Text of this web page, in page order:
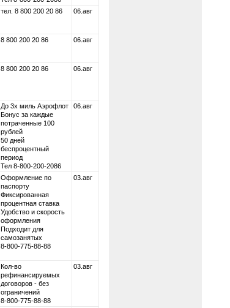
тел. 8 800 200 20 86 06.авг
8 800 200 20 86 06.авг
8 800 200 20 86 06.авг
До 3х миль Аэрофлот
Бонус за каждые
потраченные 100
рублей
50 дней
беспроцентный
период
Тел 8-800-200-2086
06.авг
Оформление по
паспорту
Фиксированная
процентная ставка
Удобство и скорость
оформления
Подходит для
самозанятых
8-800-775-88-88
03.авг
Кол-во
рефинансируемых
договоров - без
ограничений
8-800-775-88-88
03.авг